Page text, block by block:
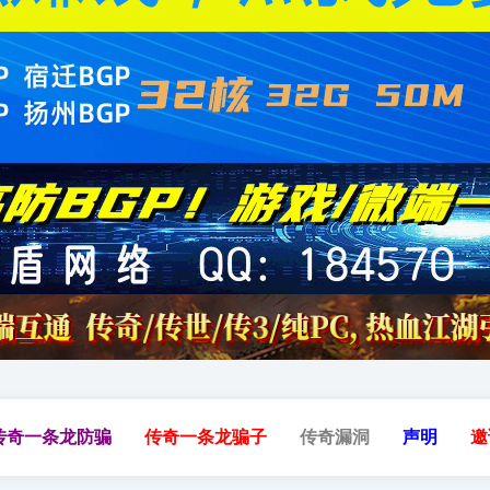
奇一条龙防骗 传奇一条龙骗子 传奇漏洞 声明